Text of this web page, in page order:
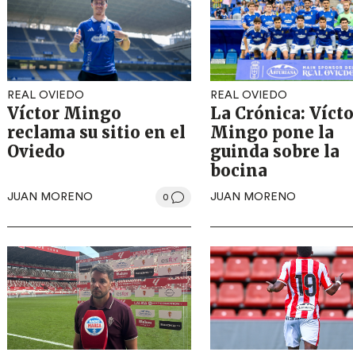
REAL OVIEDO
Víctor Mingo
reclama su sitio en el
Oviedo
JUAN MORENO 0
REAL OVIEDO
La Crónica:
Mingo pone la
guinda sobre la
bocina
JUAN MORENO